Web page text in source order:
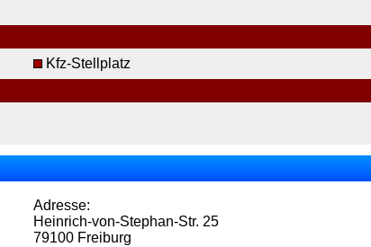
Kfz-Stellplatz
Adresse:
Heinrich-von-Stephan-Str. 25
79100 Freiburg